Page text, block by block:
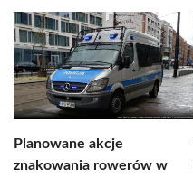
Planowane akcje
znakowania rowerów w